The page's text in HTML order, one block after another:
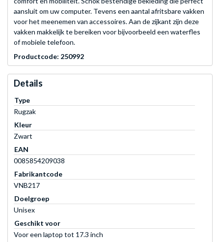
aansluit om uw computer. Tevens een aantal afritsbare vakken
voor het meenemen van accessoires. Aan de zijkant zijn deze
vakken makkelijk te bereiken voor bijvoorbeeld een waterfles
of mobiele telefoon.
Productcode: 250992
Details
Type
Rugzak
Kleur
Zwart
EAN
0085854209038
Fabrikantcode
VNB217
Doelgroep
Unisex
Geschikt voor
Voor een laptop tot 17.3 inch